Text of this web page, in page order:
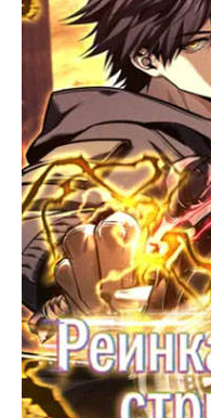
стримера